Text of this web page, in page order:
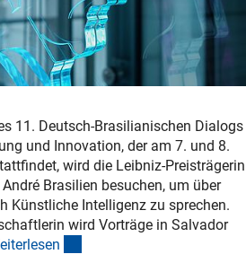
11. Deutsch-Brasilianischen Dialogs
und Innovation, der am 7. und 8.
wird die Leibniz-Preisträgerin
Brasilien besuchen, um über
Künstliche Intelligenz zu sprechen.
wird Vorträge in Salvador
n